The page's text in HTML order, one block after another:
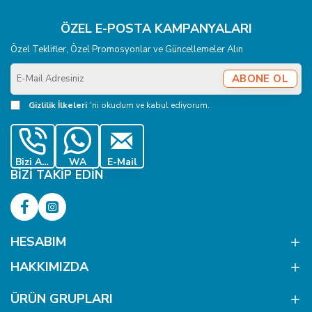
ÖZEL E-POSTA KAMPANYALARI
Özel Teklifler, Özel Promosyonlar ve Güncellemeler Alın
E-
Mail
Adresiniz
ABONE OL
Gizlilik İlkeleri 'ni okudum ve kabul ediyorum.
Bizi Ara WA E-Mail
BIZI TAKIP EDIN
HESABIM
HAKKIMIZDA
ÜRÜN GRUPLARI